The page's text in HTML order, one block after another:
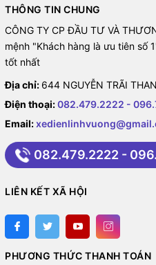
THÔNG TIN CHUNG
CÔNG TY CP ĐẦU TƯ VÀ
mệnh "Khách hàng là ưu tiên số
tốt nhất
Địa chỉ: 644 NGUYỄN TRÃI
Điện thoại:082.479.2222 -
Email:
082.479.2222 -
LIÊN KẾT XÃ HỘI
PHƯƠNG THỨC THANH TOÁN